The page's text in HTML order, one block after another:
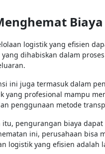
Biaya
logistik yang efisien
yang dihabiskan dalam
ini juga termasuk dalam
yang profesional mampu
penggunaan metode
itu, pengurangan biaya
ini, perusahaan bisa
logistik yang efisien